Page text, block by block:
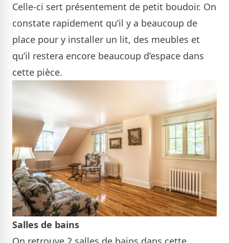
Celle-ci sert présentement de petit boudoir. On
constate rapidement qu’il y a beaucoup de
place pour y installer un lit, des meubles et
qu’il restera encore beaucoup d’espace dans
cette pièce.
Salles de bains